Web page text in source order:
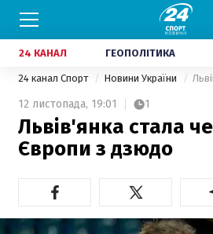
24 КАНАЛ ГЕОПОЛІТИКА
24 канал Спорт Новини України
12 листопада, 19:01 1
Львів'янка стала
Європи з дзюдо